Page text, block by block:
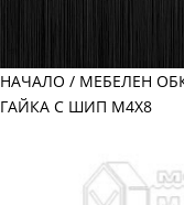
НАЧАЛО / МЕБЕЛЕН
ГАЙКА С ШИП М4Х8